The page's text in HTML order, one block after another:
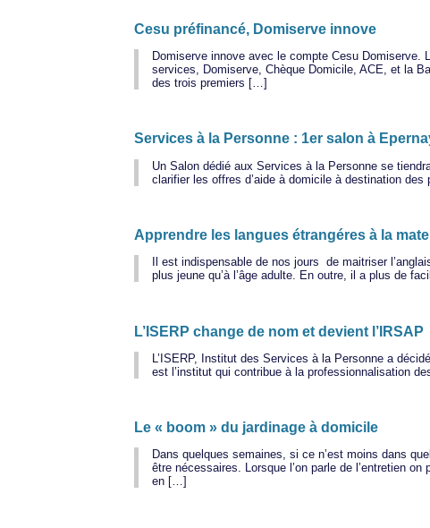
Cesu préfinancé, Domiserve innove
Domiserve innove avec le compte Cesu Domiserve.
services, Domiserve, Chèque Domicile, ACE, et la
des trois premiers […]
Services à la Personne : 1er salon à
Un Salon dédié aux Services à la Personne se
clarifier les offres d’aide à domicile à destination
Apprendre les langues étrangéres à la
Il est indispensable de nos jours de maitriser
plus jeune qu’à l’âge adulte. En outre, il a plus de
L’ISERP change de nom et devient l’IRSAP
L’ISERP, Institut des Services à la Personne a
est l’institut qui contribue à la professionnalisation
Le « boom » du jardinage à domicile
Dans quelques semaines, si ce n’est moins dans
être nécessaires. Lorsque l’on parle de l’entretien
en […]